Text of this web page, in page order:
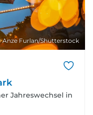
Anze Furlan/Shutterstock
Jahreswechsel in